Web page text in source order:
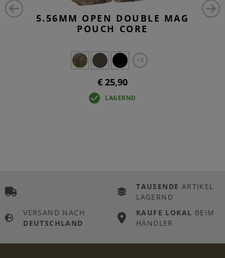
5.56MM OPEN DOUBLE MAG
POUCH CORE
+3
€ 25,90
LAGERND
TAUSENDE ARTIKEL
LAGERND
VERSAND NACH
DEUTSCHLAND
KAUFE LOKAL BEIM
HÄNDLER